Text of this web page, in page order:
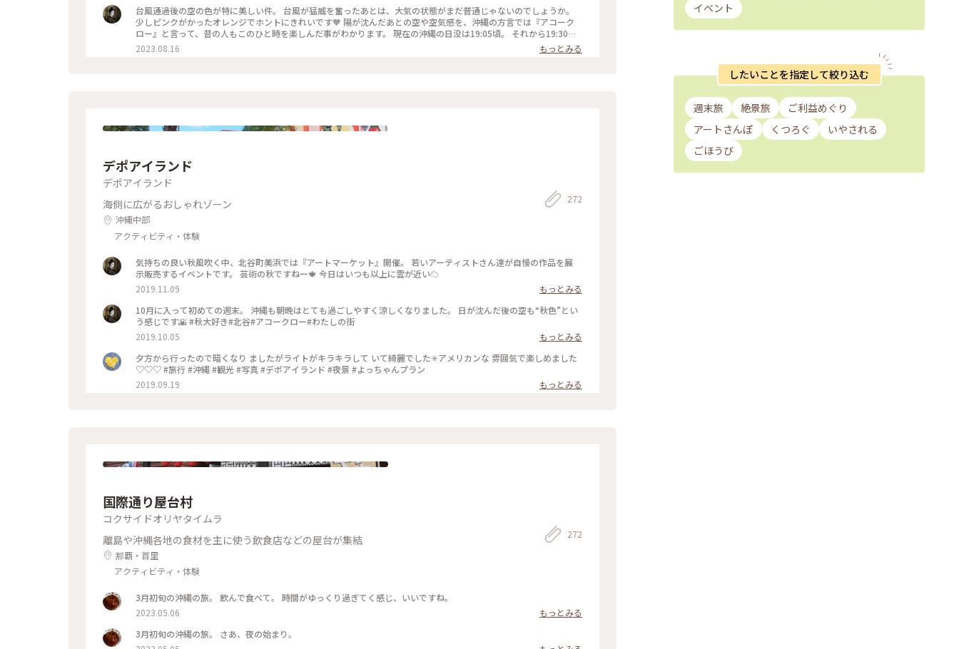
台風通過後の空の色が特に美しい件。 台風が猛威を奮ったあとは、大気の状態がまだ普通じゃないのでしょうか。
少しピンクがかったオレンジでホントにきれいです🧡 陽が沈んだあとの空や空気感を、沖縄の方言では『アコーク
ロー』と言って、昔の人もこのひと時を楽しんだ事がわかります。 現在の沖縄の日没は19:05頃。 それから19:30頃
まではみんなアコークローを満喫しています🌇 #カメラ旅 #美しい町 #アラハビーチ #北谷町 #アコークロー #トワイ
ライト#沖縄
2023.08.16 もっとみる
デポアイランド
デポアイランド
海側に広がるおしゃれゾーン
沖縄中部
アクティビティ・体験
272
気持ちの良い秋風吹く中、北谷町美浜では『アートマーケット』開催。 若いアーティストさん達が自慢の作品を展
示販売するイベントです。 芸術の秋ですねー🍁 今日はいつも以上に雲が近い☁
2019.11.09
もっとみる
10月に入って初めての週末。 沖縄も朝晩はとても過ごしやすく涼しくなりました。 日が沈んだ後の空も“秋色”とい
う感じです🌇 #秋大好き#北谷#アコークロー#わたしの街
2019.10.05
もっとみる
夕方から行ったので暗くなり ましたがライトがキラキラして いて綺麗でした✳︎アメリカンな 雰囲気で楽しめました
♡♡♡ #旅行 #沖縄 #観光 #写真 #デポアイランド #夜景 #よっちゃんプラン
2019.09.19
もっとみる
国際通り屋台村
コクサイドオリヤタイムラ
離島や沖縄各地の食材を主に使う飲食店などの屋台が集結
那覇・首里
アクティビティ・体験
272
3月初旬の沖縄の旅。 飲んで食べて。 時間がゆっくり過ぎてく感じ、いいですね。
2023.05.06
もっとみる
3月初旬の沖縄の旅。 さあ、夜の始まり。
イベント
したいことを指定して絞り込む
週末旅 絶景旅
ご利益めぐり
アートさんぽ
くつろぐ
いやされる
ごほうび